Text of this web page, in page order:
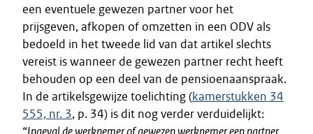
een eventuele gewezen partner voor het
prijsgeven, afkopen of omzetten in een ODV als
bedoeld in het tweede lid van dat artikel slechts
vereist is wanneer de gewezen partner recht heeft
behouden op een deel van de pensioenaanspraak.
In de artikelsgewijze toelichting (kamerstukken 34
555, nr. 3, p. 34) is dit nog verder verduidelijkt: